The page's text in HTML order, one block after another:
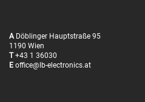
A Döblinger Hauptstraße 95
1190 Wien
T+43 1 36030
E office@lb-electronics.at